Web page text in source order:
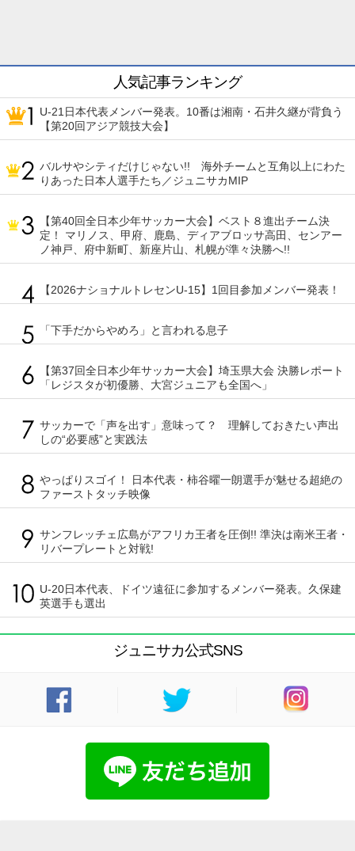
人気記事ランキング
U-21日本代表メンバー発表。10番は湘南・石井久継が背負う
【第20回アジア競技大会】
バルサやシティだけじゃない!! 海外チームと互角以上にわた
りあった日本人選手たち／ジュニサカMIP
【第40回全日本少年サッカー大会】ベスト８進出チーム決
定！ マリノス、甲府、鹿島、ディアブロッサ高田、センアー
ノ神戸、府中新町、新座片山、札幌が準々決勝へ!!
【2026ナショナルトレセンU-15】1回目参加メンバー発表！
「下手だからやめろ」と言われる息子
【第37回全日本少年サッカー大会】埼玉県大会 決勝レポート
「レジスタが初優勝、大宮ジュニアも全国へ」
サッカーで「声を出す」意味って？ 理解しておきたい声出
しの“必要感”と実践法
やっぱりスゴイ！ 日本代表・柿谷曜一朗選手が魅せる超絶の
ファーストタッチ映像
サンフレッチェ広島がアフリカ王者を圧倒!! 準決は南米王者・
リバープレートと対戦!
U-20日本代表、ドイツ遠征に参加するメンバー発表。久保建
英選手も選出
ジュニサカ公式SNS